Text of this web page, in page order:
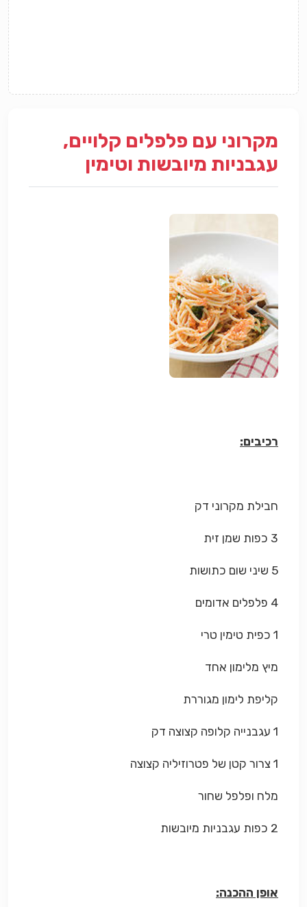
מקרוני עם פלפלים קלויים,
עגבניות מיובשות וטימין
רכיבים:
חבילת מקרוני דק
3 כפות שמן זית
5 שיני שום כתושות
4 פלפלים אדומים
1 כפית טימין טרי
מיץ מלימון אחד
קליפת לימון מגוררת
1 עגבנייה קלופה קצוצה דק
1 צרור קטן של פטרוזיליה קצוצה
מלח ופלפל שחור
2 כפות עגבניות מיובשות
אופן ההכנה: